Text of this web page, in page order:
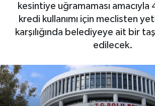
kesintiye uğramaması
kredi kullanımı için meclisten
karşılığında belediyeye ait bir
edilecek.